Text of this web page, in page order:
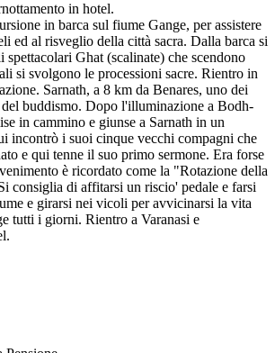
in hotel.
in barca sul fiume Gange, per assistere
ed al risveglio della città sacra. Dalla barca si
spettacolari Ghat (scalinate) che scendono
si svolgono le processioni sacre. Rientro in
Sarnath, a 8 km da Benares, uno dei
buddismo. Dopo l'illuminazione a Bodh-
in cammino e giunse a Sarnath in un
incontrò i suoi cinque vecchi compagni che
e qui tenne il suo primo sermone. Era forse
è ricordato come la "Rotazione della
consiglia di affitarsi un riscio' pedale e farsi
e girarsi nei vicoli per avvicinarsi la vita
tutti i giorni. Rientro a Varanasi e